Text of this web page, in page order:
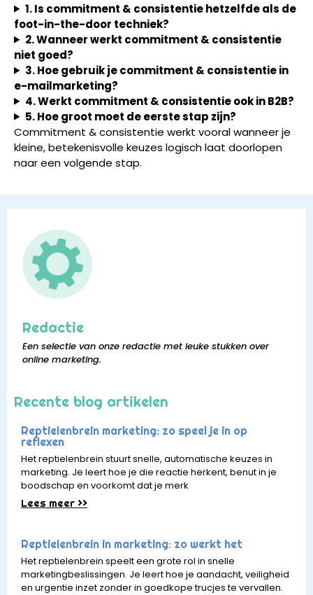
1. Is commitment & consistentie hetzelfde als de
foot-in-the-door techniek?
2. Wanneer werkt commitment & consistentie
niet goed?
3. Hoe gebruik je commitment & consistentie in
e-mailmarketing?
4. Werkt commitment & consistentie ook in B2B?
5. Hoe groot moet de eerste stap zijn?
Commitment & consistentie werkt vooral wanneer je
kleine, betekenisvolle keuzes logisch laat doorlopen
naar een volgende stap.
Redactie
Een selectie van onze redactie met leuke stukken over
online marketing.
Recente blog artikelen
Reptielenbrein marketing: zo speel je in op
reflexen
Het reptielenbrein stuurt snelle, automatische keuzes in
marketing. Je leert hoe je die reactie herkent, benut in je
boodschap en voorkomt dat je merk
Lees meer >>
Reptielenbrein in marketing: zo werkt het
Het reptielenbrein speelt een grote rol in snelle
marketingbeslissingen. Je leert hoe je aandacht, veiligheid
en urgentie inzet zonder in goedkope trucjes te vervallen.